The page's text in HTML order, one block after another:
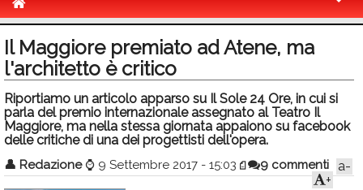
Politica
Sport
Eventi
Il Maggiore premiato ad Atene, ma
l'architetto è critico
Riportiamo un articolo apparso su Il Sole 24 Ore, in cui si
parla del premio internazionale assegnato al Teatro Il
Maggiore, ma nella stessa giornata appaiono su facebook
delle critiche di una dei progettisti dell'opera.
👤 Redazione ⌚ 9 Settembre 2017 - 15:03 9 commenti
a-
+